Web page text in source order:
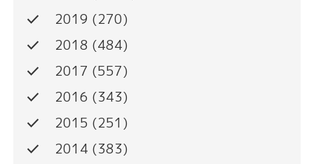
done 2019 (270)
done 2018 (484)
done 2017 (557)
done 2016 (343)
done 2015 (251)
done 2014 (383)